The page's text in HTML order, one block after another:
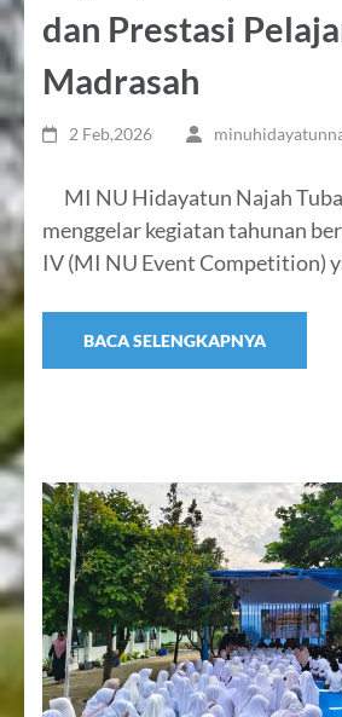
dan Prestasi
Madrasah
2 Feb,2026
MI NU Hidayatun Najah
menggelar kegiatan tahunan
IV (MI NU Event Competition)
BACA SELENGKAPNYA